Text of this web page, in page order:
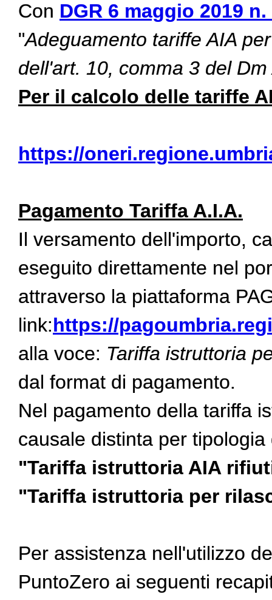
Con DGR 6 maggio 2019
"Adeguamento tariffe AIA
dell'art. 10, comma 3 del
Per il calcolo delle tariffe
https://
Pagamento Tariffa A.I.A.
Il versamento dell'importo,
eseguito direttamente nel
attraverso la piattaforma
link:https://
alla voce: Tariffa istruttoria
dal format di pagamento.
Nel pagamento della tariffa
causale distinta per tipologia
"Tariffa istruttoria AIA
"Tariffa istruttoria per
Per assistenza nell'utilizzo
PuntoZero ai seguenti